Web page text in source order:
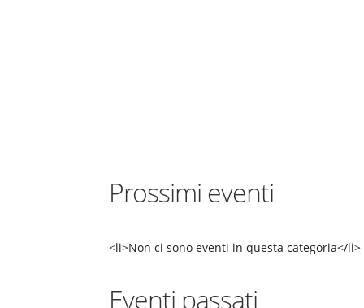
Prossimi eventi
<li>Non ci sono eventi in questa categoria</li>
Eventi passati